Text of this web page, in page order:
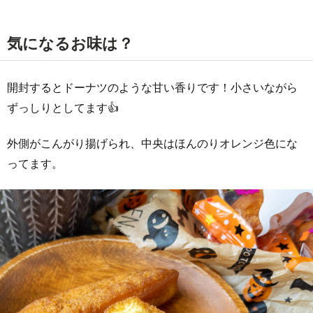
気になるお味は？
開封するとドーナツのような甘い香りです！小さいながら
ずっしりとしてます👍
外側がこんがり揚げられ、中央はほんのりオレンジ色にな
ってます。